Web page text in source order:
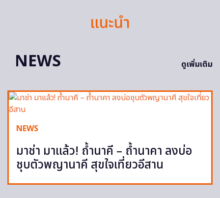
แนะนำ
NEWS
ดูเพิ่มเติม
NEWS
มาช่า มาแล้ว! ถ้ำนาคี – ถ้ำนาคา ลงบ่อ
ชุบตัวพญานาคี สุขใจเที่ยวอีสาน